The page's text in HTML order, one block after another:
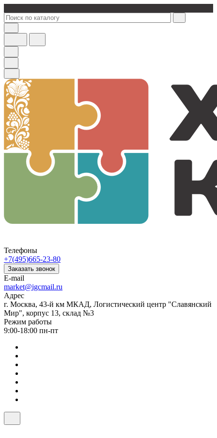
Телефоны
+7(495)665-23-80
Заказать звонок
E-mail
market@igcmail.ru
Адрес
г. Москва, 43-й км МКАД, Логистический центр "Славянский
Мир", корпус 13, склад №3
Режим работы
9:00-18:00 пн-пт